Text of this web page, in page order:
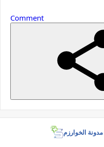
Comment
مدونة الخوارزم